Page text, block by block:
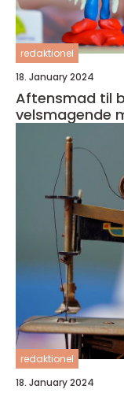
redaktionel
18. January 2024
Aftensmad til
velsmagende
redaktionel
18. January 2024